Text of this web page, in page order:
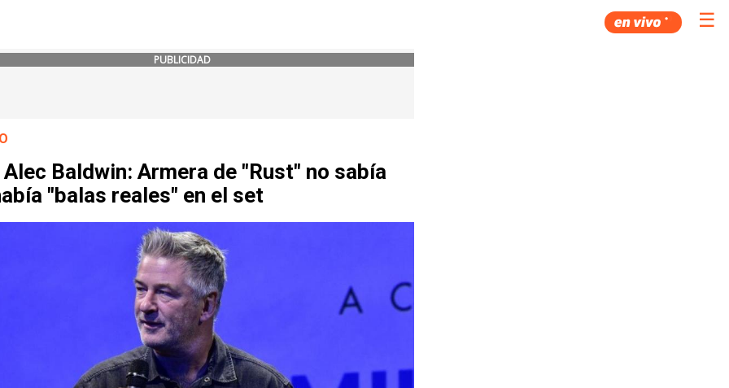
☰
PUBLICIDAD
Baldwin: Armera de "Rust" no sabía
"balas reales" en el set